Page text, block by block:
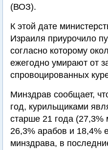
(ВОЗ).
К этой дате
Израиля приурочило
согласно которому
ежегодно умирают от
спровоцированных
Минздрав сообщает,
год, курильщиками
старше 21 года
26,3% арабов и 18,4%
минздрава, в